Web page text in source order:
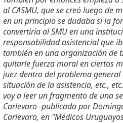
al CASMU, que se creó luego de
en un principio se dudaba si la
convertiría al SMU en una
responsabilidad asistencial que
también en una organización de
quitarle fuerza moral en ciertos
juez dentro del problema
situación de la asistencia, etc.,
voy a leer un fragmento de una
Carlevaro -publicada por
Carlevaro, en "Médicos